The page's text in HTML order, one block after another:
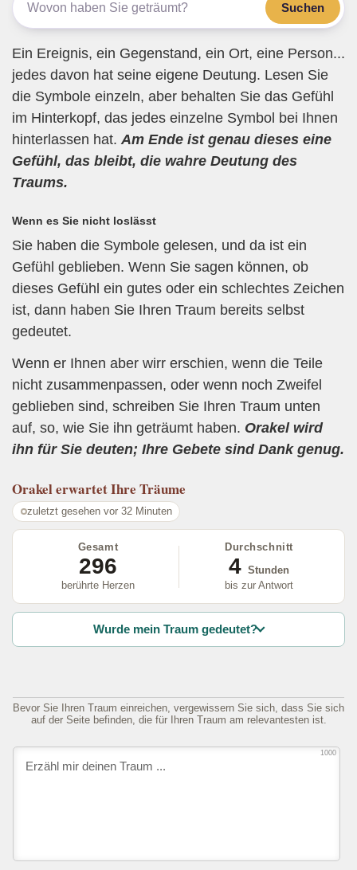
o
k
p
Suchen
Ein Ereignis, ein Gegenstand, ein Ort, eine Person...
jedes davon hat seine eigene Deutung. Lesen Sie
die Symbole einzeln, aber behalten Sie das Gefühl
im Hinterkopf, das jedes einzelne Symbol bei Ihnen
hinterlassen hat. Am Ende ist genau dieses eine
Gefühl, das bleibt, die wahre Deutung des
Traums.
Wenn es Sie nicht loslässt
Sie haben die Symbole gelesen, und da ist ein
Gefühl geblieben. Wenn Sie sagen können, ob
dieses Gefühl ein gutes oder ein schlechtes Zeichen
ist, dann haben Sie Ihren Traum bereits selbst
gedeutet.
Wenn er Ihnen aber wirr erschien, wenn die Teile
nicht zusammenpassen, oder wenn noch Zweifel
geblieben sind, schreiben Sie Ihren Traum unten
auf, so, wie Sie ihn geträumt haben. Orakel wird
ihn für Sie deuten; Ihre Gebete sind Dank genug.
Orakelerwartet Ihre Träume
zuletzt gesehen vor 32 Minuten
Gesamt
296
berührte Herzen
Durchschnitt
4 Stunden
bis zur Antwort
Wurde mein Traum gedeutet?
Bevor Sie Ihren Traum einreichen, vergewissern Sie sich, dass Sie sich
auf der Seite befinden, die für Ihren Traum am relevantesten ist.
1000